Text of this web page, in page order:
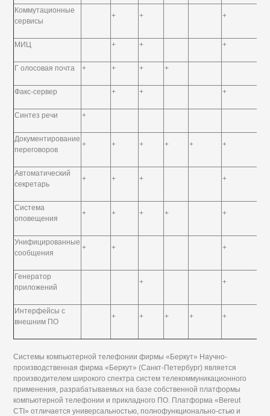
Коммутационные
сервисы
+ + +
МИЦ + + +
Г олосовая почта + + + +
Факс-сервер + + +
Синтез речи +
Документирование
переговоров
+ + + + + +
Автоматический
секретарь
+ + + +
Система
оповещения
+ + + + +
Унифицированные
сообщения
+ + +
Генератор
приложений
+ +
Интерфейсы с
внешним ПО
+ + + + +
Системы компьютерной телефонии фирмы «Беркут» Научно-
производственная фирма «Беркут» (Санкт-Петербург) является
производителем широкого спектра систем телекоммуникационного
применения, разрабатываемых на базе собственной платформы
компьютерной телефонии и прикладного ПО. Платформа «Bereut
CTI» отличается универсальностью, полнофункционально-стью и